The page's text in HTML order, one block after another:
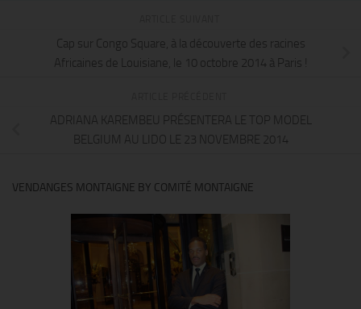
Cap sur Congo Square, à la découverte des racines
Africaines de Louisiane, le 10 octobre 2014 à Paris !
ADRIANA KAREMBEU PRÉSENTERA LE TOP MODEL
BELGIUM AU LIDO LE 23 NOVEMBRE 2014
VENDANGES MONTAIGNE BY COMITÉ MONTAIGNE